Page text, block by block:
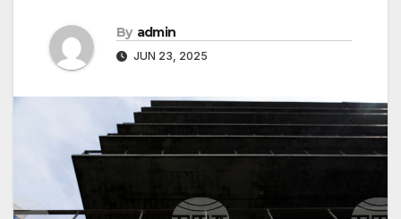
By admin
JUN 23, 2025